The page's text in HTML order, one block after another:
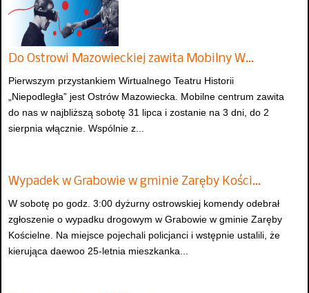
Do Ostrowi Mazowieckiej zawita Mobilny W…
Pierwszym przystankiem Wirtualnego Teatru Historii
„Niepodległa” jest Ostrów Mazowiecka. Mobilne centrum zawita
do nas w najbliższą sobotę 31 lipca i zostanie na 3 dni, do 2
sierpnia włącznie. Wspólnie z...
Wypadek w Grabowie w gminie Zaręby Kości…
W sobotę po godz. 3:00 dyżurny ostrowskiej komendy odebrał
zgłoszenie o wypadku drogowym w Grabowie w gminie Zaręby
Kościelne. Na miejsce pojechali policjanci i wstępnie ustalili, że
kierująca daewoo 25-letnia mieszkanka...